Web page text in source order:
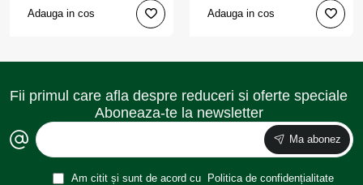
Adauga in cos Adauga in cos
Fii primul care afla despre reduceri si oferte speciale
Aboneaza-te la newsletter
Ma abonez
Am citit și sunt de acord cu Politica de confidențialitate